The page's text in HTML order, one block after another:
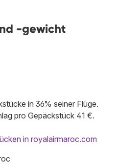
-gewicht
in 36% seiner Flüge.
pro Gepäckstück 41 €.
in royalairmaroc.com